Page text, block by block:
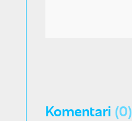
Komentari (0)